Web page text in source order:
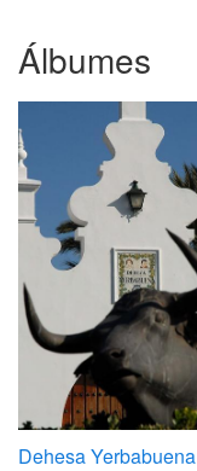
Álbumes
Dehesa Yerbabuena